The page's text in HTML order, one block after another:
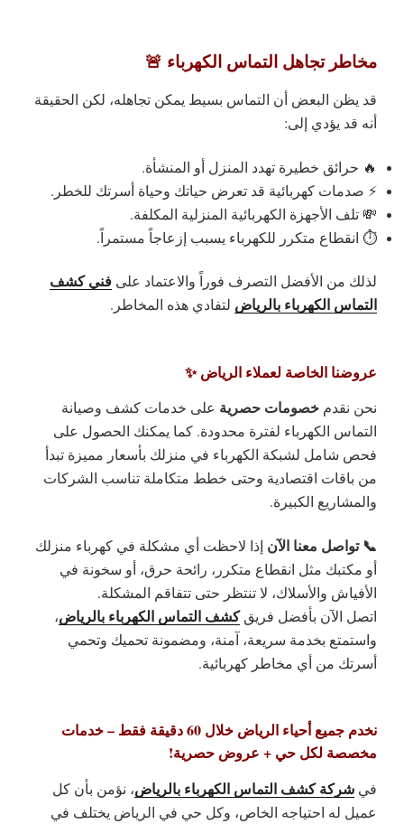
مخاطر تجاهل التماس الكهرباء 🚨
قد يظن البعض أن التماس بسيط يمكن تجاهله، لكن الحقيقة
أنه قد يؤدي إلى:
🔥 حرائق خطيرة تهدد المنزل أو المنشأة.
⚡ صدمات كهربائية قد تعرض حياتك وحياة أسرتك للخطر.
💸 تلف الأجهزة الكهربائية المنزلية المكلفة.
⏱ انقطاع متكرر للكهرباء يسبب إزعاجاً مستمراً.
لذلك من الأفضل التصرف فوراً والاعتماد على فني كشف
التماس الكهرباء بالرياض لتفادي هذه المخاطر.
عروضنا الخاصة لعملاء الرياض ✨
نحن نقدم خصومات حصرية على خدمات كشف وصيانة
التماس الكهرباء لفترة محدودة. كما يمكنك الحصول على
فحص شامل لشبكة الكهرباء في منزلك بأسعار مميزة تبدأ
من باقات اقتصادية وحتى خطط متكاملة تناسب الشركات
والمشاريع الكبيرة.
📞 تواصل معنا الآن إذا لاحظت أي مشكلة في كهرباء منزلك
أو مكتبك مثل انقطاع متكرر، رائحة حرق، أو سخونة في
الأفياش والأسلاك، لا تنتظر حتى تتفاقم المشكلة.
اتصل الآن بأفضل فريقكشف التماس الكهرباء بالرياض،
واستمتع بخدمة سريعة، آمنة، ومضمونة تحميك وتحمي
أسرتك من أي مخاطر كهربائية.
نخدم جميع أحياء الرياض خلال 60 دقيقة فقط – خدمات
مخصصة لكل حي + عروض حصرية!
في شركة كشف التماس الكهرباء بالرياض، نؤمن بأن كل
عميل له احتياجه الخاص، وكل حي في الرياض يختلف في